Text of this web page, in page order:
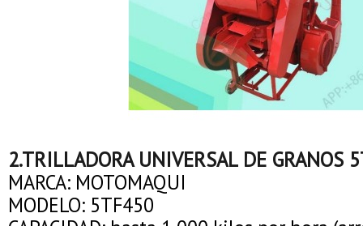
2.TRILLADORA UNIVERSAL DE GRANOS
MARCA: MOTOMAQUI
MODELO: 5TF450